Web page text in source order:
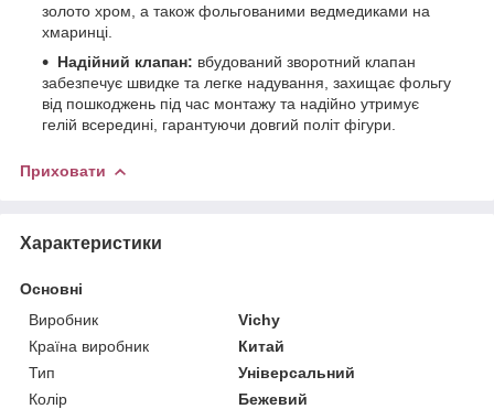
золото хром, а також фольгованими ведмедиками на
хмаринці.
Надійний клапан: вбудований зворотний клапан
забезпечує швидке та легке надування, захищає фольгу
від пошкоджень під час монтажу та надійно утримує
гелій всередині, гарантуючи довгий політ фігури.
Приховати
Характеристики
Основні
Виробник
Vichy
Країна виробник
Китай
Тип
Універсальний
Колір
Бежевий